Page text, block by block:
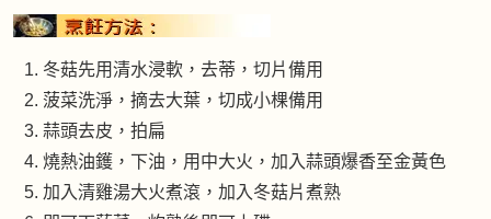
冬菇先用清水浸軟，去蒂，切片備用
菠菜洗淨，摘去大葉，切成小棵備用
蒜頭去皮，拍扁
燒熱油鑊，下油，用中大火，加入蒜頭爆香至金黃色
加入清雞湯大火煮滾，加入冬菇片煮熟